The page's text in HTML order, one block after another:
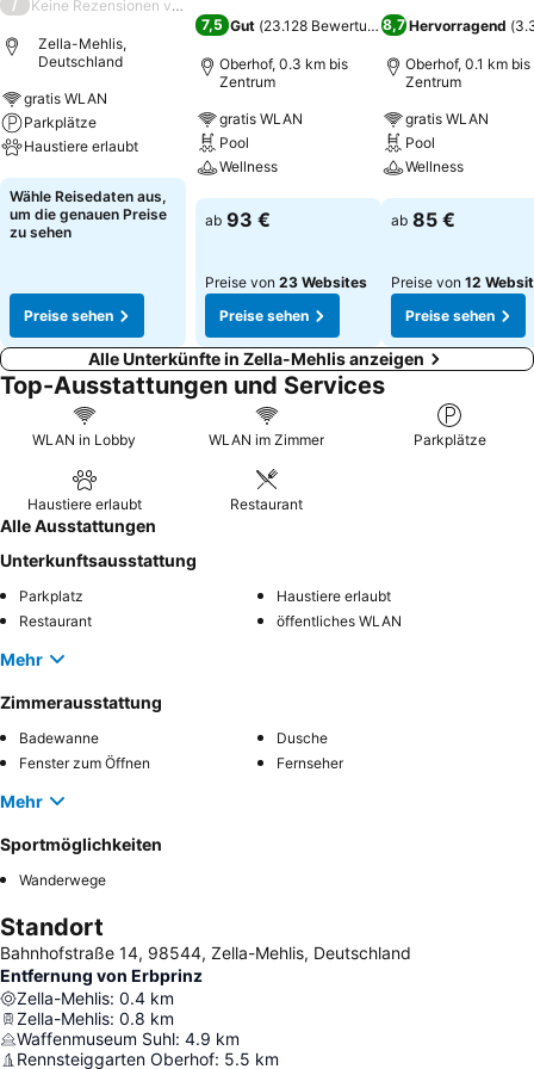
/ Keine Rezensionen verfügbar
Zella-Mehlis,
Deutschland
gratis WLAN
Parkplätze
Haustiere erlaubt
Preise sehen
Wähle Reisedaten aus,
um die genauen Preise
zu sehen
Preise sehen
7,5 Gut (23.128 Bewertungen)
Oberhof, 0.3 km bis
Zentrum
gratis WLAN
Pool
Wellness
Preise sehen
ab 93 €
Preise von 23 Websites
Preise sehen
8,7Hervorragend (
Oberhof, 0.1 km bis
Zentrum
gratis WLAN
Pool
Wellness
Preise sehen
ab 85 €
Preise von 12
Preise sehen
Alle Unterkünfte in Zella-Mehlis anzeigen
Top-Ausstattungen und Services
WLAN in Lobby WLAN im Zimmer Parkplätze
Haustiere erlaubt Restaurant
Alle Ausstattungen
Unterkunftsausstattung
Parkplatz
Haustiere erlaubt
Restaurant
öffentliches WLAN
Mehr
Zimmerausstattung
Badewanne
Dusche
Fenster zum Öffnen
Fernseher
Mehr
Sportmöglichkeiten
Wanderwege
Standort
Bahnhofstraße 14, 98544, Zella-Mehlis, Deutschland
Entfernung von Erbprinz
Zella-Mehlis: 0.4 km
Zella-Mehlis: 0.8 km
Waffenmuseum Suhl: 4.9 km
Rennsteiggarten Oberhof: 5.5 km